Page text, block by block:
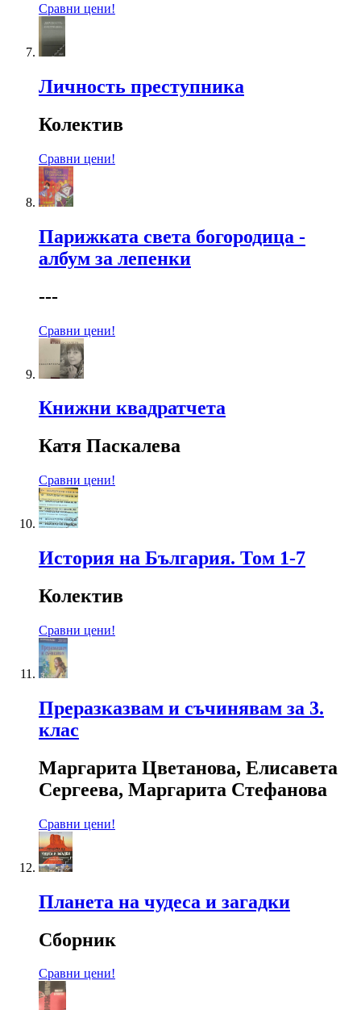
Сравни цени!
Личность преступника
Колектив
Сравни цени!
Парижката света богородица -
албум за лепенки
---
Сравни цени!
Книжни квадратчета
Катя Паскалева
Сравни цени!
История на България. Том 1-7
Колектив
Сравни цени!
Преразказвам и съчинявам за 3.
клас
Маргарита Цветанова, Елисавета
Сергеева, Маргарита Стефанова
Сравни цени!
Планета на чудеса и загадки
Сборник
Сравни цени!